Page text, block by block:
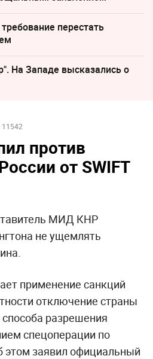
перестать
На Западе высказались о
11542
против
от SWIFT
МИД КНР
не ущемлять
применение санкций
отключение страны
способа разрешения
спецоперации по
этом заявил официальный